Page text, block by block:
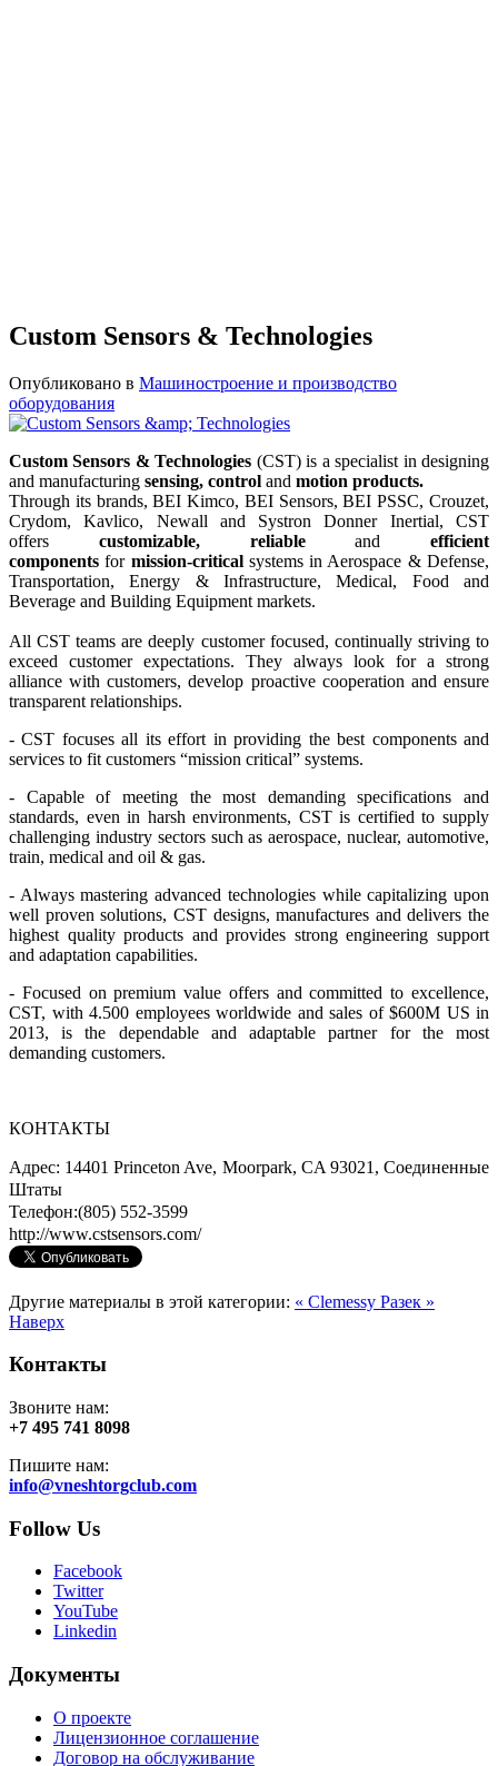
Custom Sensors & Technologies
Опубликовано в Машиностроение и производство
оборудования
Custom Sensors & Technologies (CST) is a specialist in designing
and manufacturing sensing, control and motion products.
Through its brands, BEI Kimco, BEI Sensors, BEI PSSC, Crouzet,
Crydom, Kavlico, Newall and Systron Donner Inertial, CST
offers customizable, reliableand efficient
components for mission-criticalsystems in Aerospace & Defense,
Transportation, Energy & Infrastructure, Medical, Food and
Beverage and Building Equipment markets.
All CST teams are deeply customer focused, continually striving to
exceed customer expectations. They always look for a strong
alliance with customers, develop proactive cooperation and ensure
transparent relationships.
- CST focuses all its effort in providing the best components and
services to fit customers “mission critical” systems.
- Capable of meeting the most demanding specifications and
standards, even in harsh environments, CST is certified to supply
challenging industry sectors such as aerospace, nuclear, automotive,
train, medical and oil & gas.
- Always mastering advanced technologies while capitalizing upon
well proven solutions, CST designs, manufactures and delivers the
highest quality products and provides strong engineering support
and adaptation capabilities.
- Focused on premium value offers and committed to excellence,
CST, with 4.500 employees worldwide and sales of $600M US in
2013, is the dependable and adaptable partner for the most
demanding customers.
КОНТАКТЫ
Адрес: 14401 Princeton Ave, Moorpark, CA 93021, Соединенные
Штаты
Телефон:(805) 552-3599
http://www.cstsensors.com/
Другие материалы в этой категории: « Clemessy Разек »
Наверх
Контакты
Звоните нам:
+7 495 741 8098
Пишите нам:
info@vneshtorgclub.com
Follow Us
Facebook
Twitter
YouTube
Linkedin
Документы
О проекте
Лицензионное соглашение
Договор на обслуживание